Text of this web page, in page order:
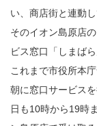
い、商店街と連動
そのイオン島原店
ビス窓口「しまば
これまで市役所本
朝に窓口サービス
日も10時から19時